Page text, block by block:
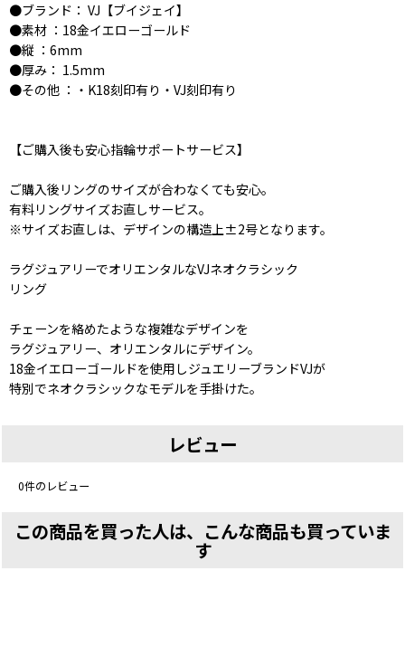
●ブランド： VJ【ブイジェイ】
●素材 ：18金イエローゴールド
●縦 ：6mm
●厚み： 1.5mm
●その他 ：・K18刻印有り・VJ刻印有り
【ご購入後も安心指輪サポートサービス】
ご購入後リングのサイズが合わなくても安心。
有料リングサイズお直しサービス。
※サイズお直しは、デザインの構造上±2号となります。
ラグジュアリーでオリエンタルなVJネオクラシック
リング
チェーンを絡めたような複雑なデザインを
ラグジュアリー、オリエンタルにデザイン。
18金イエローゴールドを使用しジュエリーブランドVJが
特別でネオクラシックなモデルを手掛けた。
レビュー
0件のレビュー
この商品を買った人は、こんな商品も買っていま
す